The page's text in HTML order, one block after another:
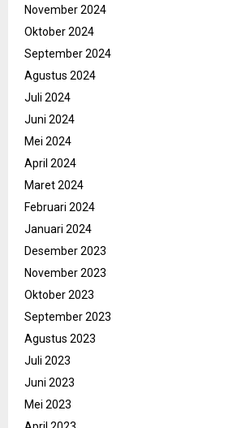
November 2024
Oktober 2024
September 2024
Agustus 2024
Juli 2024
Juni 2024
Mei 2024
April 2024
Maret 2024
Februari 2024
Januari 2024
Desember 2023
November 2023
Oktober 2023
September 2023
Agustus 2023
Juli 2023
Juni 2023
Mei 2023